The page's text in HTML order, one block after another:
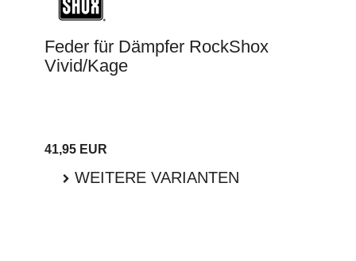
Feder für Dämpfer RockShox
Vivid/Kage
41,95 EUR
WEITERE VARIANTEN